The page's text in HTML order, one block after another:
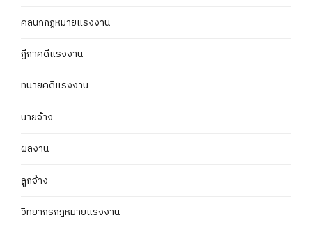
คลินิกกฎหมายแรงงาน
ฎีกาคดีแรงงาน
ทนายคดีแรงงาน
นายจ้าง
ผลงาน
ลูกจ้าง
วิทยากรกฎหมายแรงงาน